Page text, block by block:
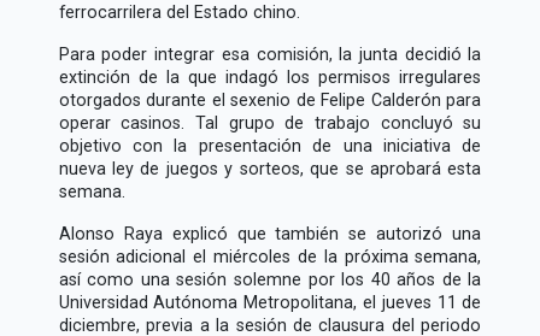
ferrocarrilera del Estado chino.
Para poder integrar esa comisión, la junta decidió la
extinción de la que indagó los permisos irregulares
otorgados durante el sexenio de Felipe Calderón para
operar casinos. Tal grupo de trabajo concluyó su
objetivo con la presentación de una iniciativa de
nueva ley de juegos y sorteos, que se aprobará esta
semana.
Alonso Raya explicó que también se autorizó una
sesión adicional el miércoles de la próxima semana,
así como una sesión solemne por los 40 años de la
Universidad Autónoma Metropolitana, el jueves 11 de
diciembre, previa a la sesión de clausura del periodo